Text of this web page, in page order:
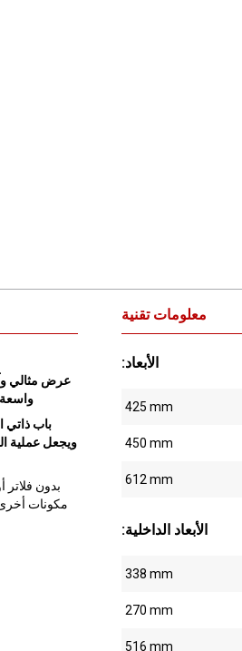
عرض مثالي
مكونات أخرى
معلومات تقنية
:الأبعاد
425 mm
450 mm
612 mm
:الأبعاد الداخلية
338 mm
270 mm
516 mm